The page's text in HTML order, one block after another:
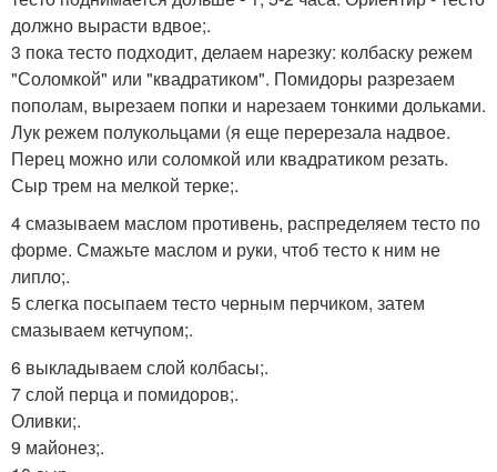
должно вырасти вдвое;.
3 пока тесто подходит, делаем нарезку: колбаску режем
"Соломкой" или "квадратиком". Помидоры разрезаем
пополам, вырезаем попки и нарезаем тонкими дольками.
Лук режем полукольцами (я еще перерезала надвое.
Перец можно или соломкой или квадратиком резать.
Сыр трем на мелкой терке;.
4 смазываем маслом противень, распределяем тесто по
форме. Смажьте маслом и руки, чтоб тесто к ним не
липло;.
5 слегка посыпаем тесто черным перчиком, затем
смазываем кетчупом;.
6 выкладываем слой колбасы;.
7 слой перца и помидоров;.
Оливки;.
9 майонез;.